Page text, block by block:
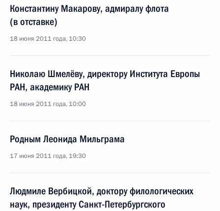
Константину Макарову, адмиралу флота
(в отставке)
18 июня 2011 года, 10:30
Николаю Шмелёву, директору Института Европы
РАН, академику РАН
18 июня 2011 года, 10:00
Родным Леонида Мильграма
17 июня 2011 года, 19:30
Людмиле Вербицкой, доктору филологических
наук, президенту Санкт-Петербургского